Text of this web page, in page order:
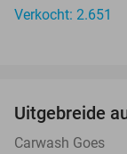
Verkocht: 2.651
Uitgebreide
Carwash Goes